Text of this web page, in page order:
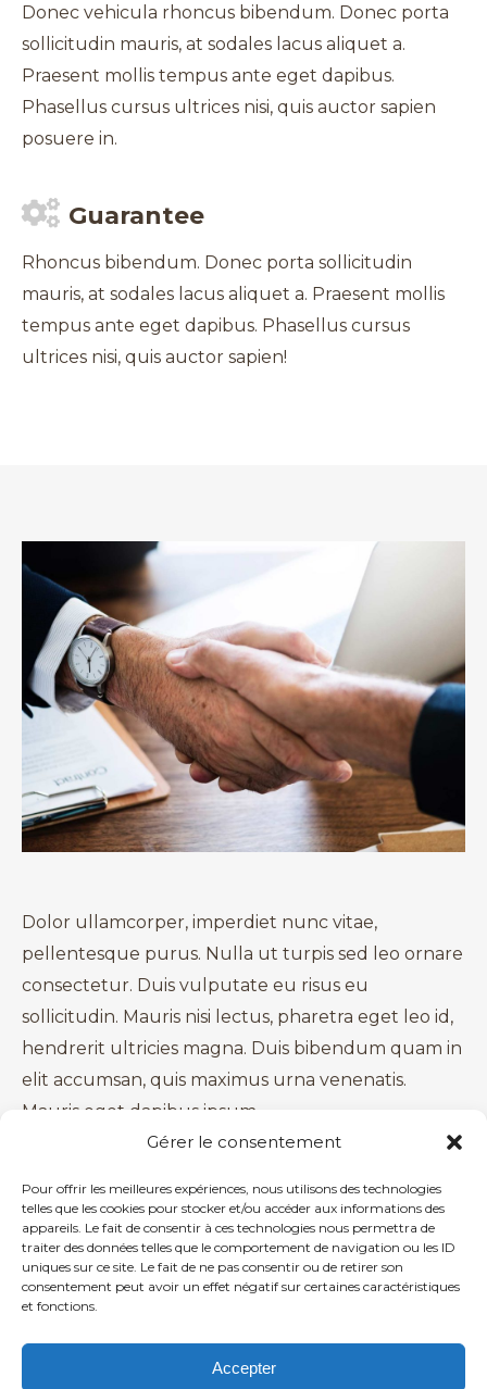
Gérer le consentement
Pour offrir les meilleures expériences, nous utilisons des technologies
telles que les cookies pour stocker et/ou accéder aux informations des
appareils. Le fait de consentir à ces technologies nous permettra de
traiter des données telles que le comportement de navigation ou les ID
uniques sur ce site. Le fait de ne pas consentir ou de retirer son
consentement peut avoir un effet négatif sur certaines caractéristiques
et fonctions.
Accepter
Donec vehicula rhoncus bibendum. Donec porta
sollicitudin mauris, at sodales lacus aliquet a.
Praesent mollis tempus ante eget dapibus.
Phasellus cursus ultrices nisi, quis auctor sapien
posuere in.
Guarantee
Rhoncus bibendum. Donec porta sollicitudin
mauris, at sodales lacus aliquet a. Praesent mollis
tempus ante eget dapibus. Phasellus cursus
ultrices nisi, quis auctor sapien!
Dolor ullamcorper, imperdiet nunc vitae,
pellentesque purus. Nulla ut turpis sed leo ornare
consectetur. Duis vulputate eu risus eu
sollicitudin. Mauris nisi lectus, pharetra eget leo id,
hendrerit ultricies magna. Duis bibendum quam in
elit accumsan, quis maximus urna venenatis.
Mauris eget dapibus ipsum.
We have been bibendum quam in elit
accumsan, quis maximus urna venenatis lorem
ipsum company!
Please get in touch hendrerit laoreet. Integer
scelerisque dapibus quam lorem ipsum dolor